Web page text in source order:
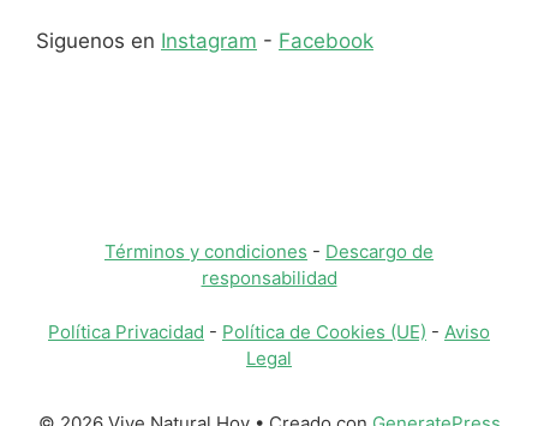
Siguenos en Instagram - Facebook
Términos y condiciones - Descargo de
responsabilidad
Política Privacidad - Política de Cookies (UE) - Aviso
Legal